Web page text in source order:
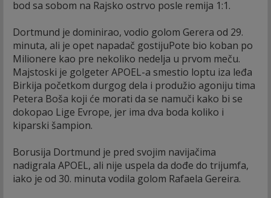
bod sa sobom na Rajsko ostrvo posle remija 1:1.
Dortmund je dominirao, vodio golom Gerera od 29.
minuta, ali je opet napadač gostijuPote bio koban po
Milionere kao pre nekoliko nedelja u prvom meču.
Majstoski je golgeter APOEL-a smestio loptu iza leđa
Birkija početkom durgog dela i produžio agoniju tima
Petera Boša koji će morati da se namuči kako bi se
dokopao Lige Evrope, jer ima dva boda koliko i
kiparski šampion.
Borusija Dortmund je pred svojim navijačima
nadigrala APOEL, ali nije uspela da dođe do trijumfa,
iako je od 30. minuta vodila golom Rafaela Gereira.